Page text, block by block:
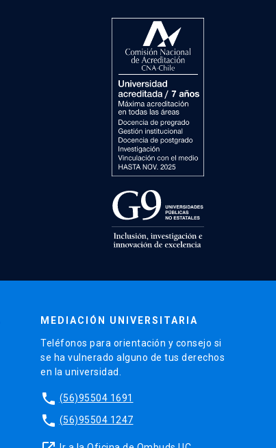
MEDIACIÓN UNIVERSITARIA
Teléfonos para orientación y consejo si
se ha vulnerado alguno de tus derechos
en la universidad.
phone (56)95504 1691
phone (56)95504 1247